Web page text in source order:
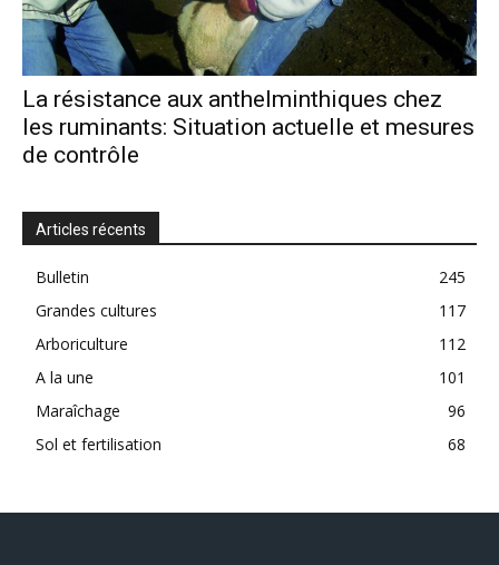
La résistance aux anthelminthiques chez
les ruminants: Situation actuelle et mesures
de contrôle
Articles récents
Bulletin
245
Grandes cultures
117
Arboriculture
112
A la une
101
Maraîchage
96
Sol et fertilisation
68